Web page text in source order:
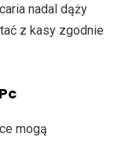
nadal dąży
z kasy zgodnie
mogą